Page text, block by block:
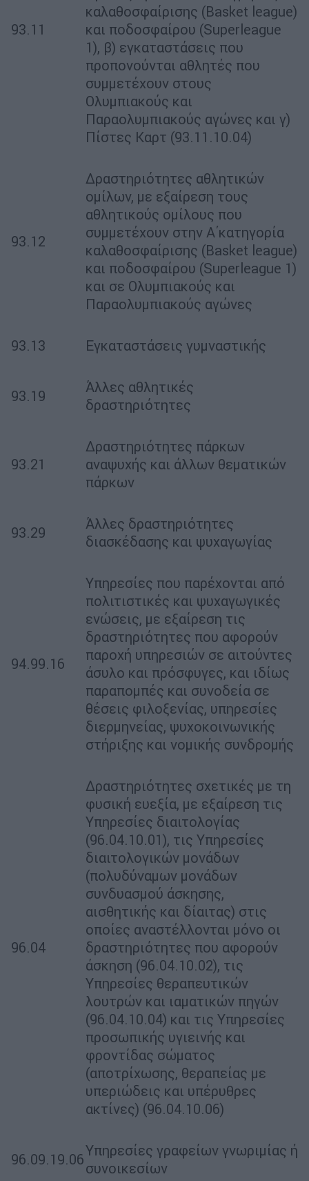
93.11
καλαθοσφαίρισης (Basket league)
και ποδοσφαίρου (Superleague
1), β) εγκαταστάσεις που
προπονούνται αθλητές που
συμμετέχουν στους
Ολυμπιακούς και
Παραολυμπιακούς αγώνες και γ)
Πίστες Καρτ (93.11.10.04)
93.12
Δραστηριότητες αθλητικών
ομίλων, με εξαίρεση τους
αθλητικούς ομίλους που
συμμετέχουν στην Α΄κατηγορία
καλαθοσφαίρισης (Basket league)
και ποδοσφαίρου (Superleague 1)
και σε Ολυμπιακούς και
Παραολυμπιακούς αγώνες
93.13 Εγκαταστάσεις γυμναστικής
93.19
Άλλες αθλητικές
δραστηριότητες
93.21
Δραστηριότητες πάρκων
αναψυχής και άλλων θεματικών
πάρκων
93.29
Άλλες δραστηριότητες
διασκέδασης και ψυχαγωγίας
94.99.16
Υπηρεσίες που παρέχονται από
πολιτιστικές και ψυχαγωγικές
ενώσεις, με εξαίρεση τις
δραστηριότητες που αφορούν
παροχή υπηρεσιών σε αιτούντες
άσυλο και πρόσφυγες, και ιδίως
παραπομπές και συνοδεία σε
θέσεις φιλοξενίας, υπηρεσίες
διερμηνείας, ψυχοκοινωνικής
στήριξης και νομικής συνδρομής
96.04
Δραστηριότητες σχετικές με τη
φυσική ευεξία, με εξαίρεση τις
Υπηρεσίες διαιτολογίας
(96.04.10.01), τις Υπηρεσίες
διαιτολογικών μονάδων
(πολυδύναμων μονάδων
συνδυασμού άσκησης,
αισθητικής και δίαιτας) στις
οποίες αναστέλλονται μόνο οι
δραστηριότητες που αφορούν
άσκηση (96.04.10.02), τις
Υπηρεσίες θεραπευτικών
λουτρών και ιαματικών πηγών
(96.04.10.04) και τις Υπηρεσίες
προσωπικής υγιεινής και
φροντίδας σώματος
(αποτρίχωσης, θεραπείας με
υπεριώδεις και υπέρυθρες
ακτίνες) (96.04.10.06)
96.09.19.06
Υπηρεσίες γραφείων γνωριμίας ή
συνοικεσίων